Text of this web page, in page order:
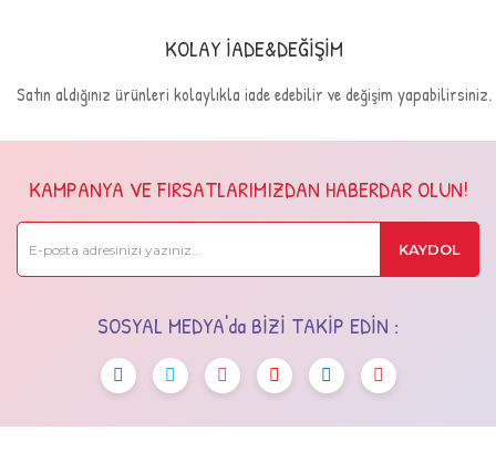
KOLAY İADE&DEĞİŞİM
Satın aldığınız ürünleri kolaylıkla iade edebilir ve değişim yapabilirsiniz.
KAMPANYA VE FIRSATLARIMIZDAN HABERDAR OLUN!
KAYDOL
SOSYAL MEDYA'da BİZİ TAKİP EDİN :